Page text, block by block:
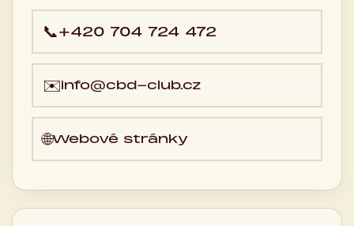
📞+420 704 724 472
✉️info@cbd-club.cz
🌐Webové stránky